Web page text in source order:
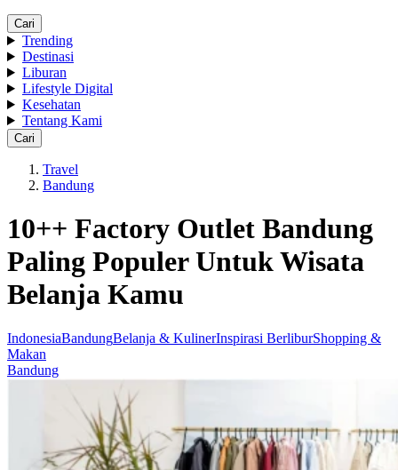
Cari
Trending
Destinasi
Liburan
Lifestyle Digital
Kesehatan
Tentang Kami
Cari
Travel
Bandung
10++ Factory Outlet Bandung
Paling Populer Untuk Wisata
Belanja Kamu
IndonesiaBandungBelanja & KulinerInspirasi BerliburShopping &
Makan
Bandung